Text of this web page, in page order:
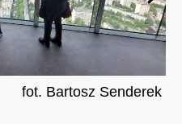
fot. Bartosz Senderek